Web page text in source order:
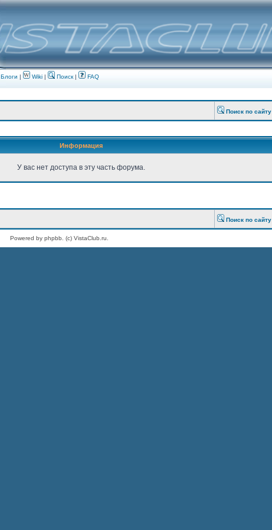
Блоги | Wiki | Поиск| FAQ
Поиск по сайту
Информация
У вас нет доступа в эту часть форума.
Поиск по сайту
Powered by phpbb. (c) VistaClub.ru.